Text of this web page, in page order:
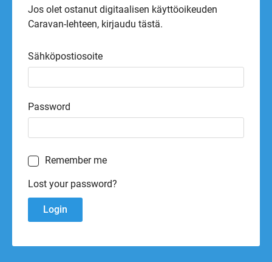
Jos olet ostanut digitaalisen käyttöoikeuden
Caravan-lehteen, kirjaudu tästä.
Sähköpostiosoite
Password
Remember me
Lost your password?